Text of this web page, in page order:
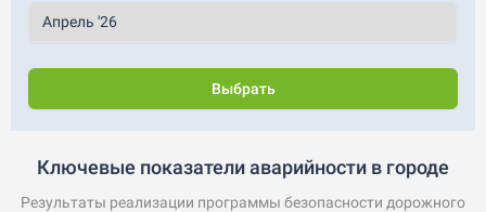
Выбрать
Ключевые показатели аварийности в городе
Результаты реализации программы безопасности дорожного